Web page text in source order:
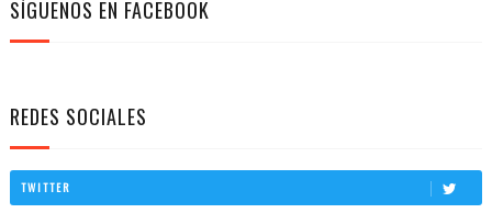
SÍGUENOS EN FACEBOOK
REDES SOCIALES
TWITTER